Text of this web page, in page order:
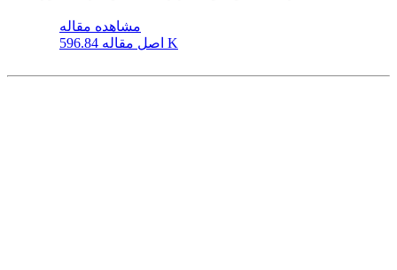
مشاهده مقاله
اصل مقاله 596.84 K